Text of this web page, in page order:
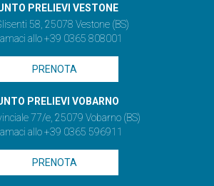
PRELIEVI VESTONE
58, 25078 Vestone (BS)
allo +39 0365 808001
PRENOTA
PRELIEVI VOBARNO
77/e, 25079 Vobarno (BS)
allo +39 0365 596911
PRENOTA